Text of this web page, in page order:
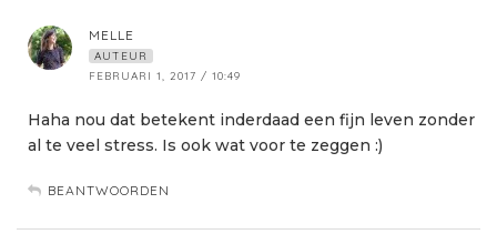
MELLE
AUTEUR
FEBRUARI 1, 2017 / 10:49
Haha nou dat betekent inderdaad een fijn leven zonder
al te veel stress. Is ook wat voor te zeggen :)
BEANTWOORDEN